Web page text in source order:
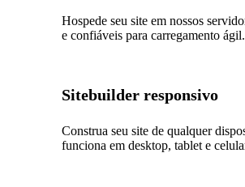
Hospede seu site em nossos
e confiáveis para carregamento ágil.
Sitebuilder responsivo
Construa seu site de qualquer
funciona em desktop, tablet e